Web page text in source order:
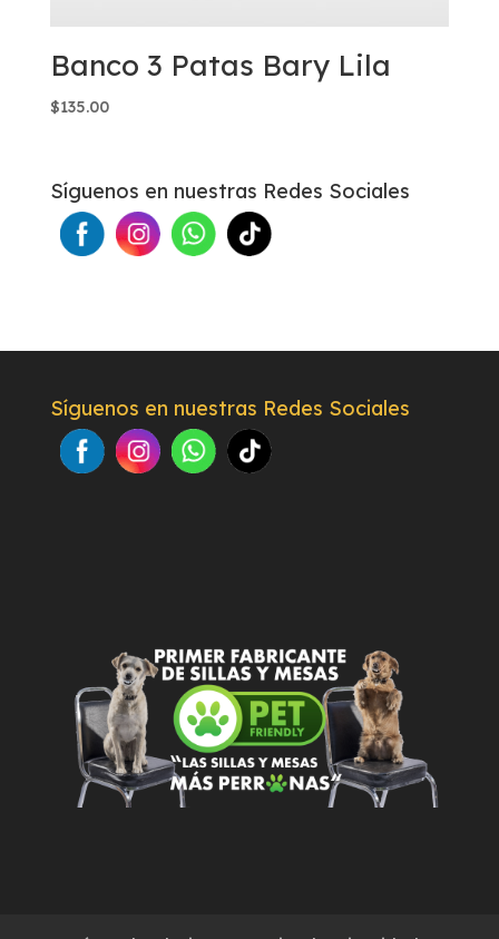
Banco 3 Patas Bary Lila
$135.00
Síguenos en nuestras Redes Sociales
Síguenos en nuestras Redes Sociales